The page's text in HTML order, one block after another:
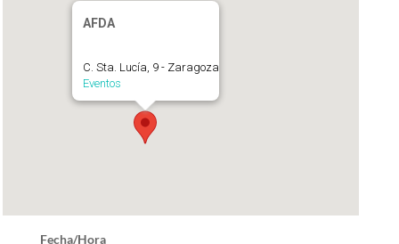
AFDA
C. Sta. Lucía, 9 - Zaragoza
Eventos
Fecha/Hora